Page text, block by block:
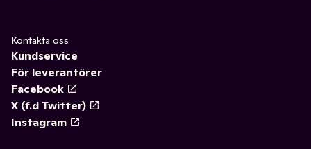
Kontakta oss
Kundservice
För leverantörer
Facebook
X (f.d Twitter)
Instagram